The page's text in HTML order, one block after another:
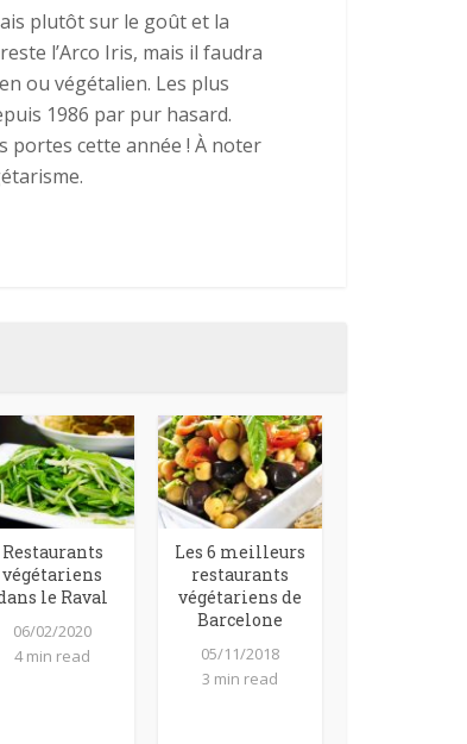
plutôt sur le goût et la
l’Arco Iris, mais il faudra
ou végétalien. Les plus
1986 par pur hasard.
portes cette année ! À noter
Restaurants
végétariens
le Raval
06/02/2020
4 min read
Les 6 meilleurs
restaurants
végétariens de
Barcelone
05/11/2018
3 min read